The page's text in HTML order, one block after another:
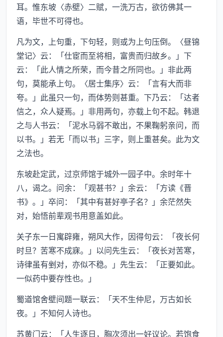
耳。惟东坡〈赤壁〉二赋，一洗万古，欲彷佛其一
语，毕世不可得也。
凡为文，上句重，下句轻，则或为上句压倒。〈昼锦
堂记〉云：「仕宦而至将相，富贵而归故乡。」下
云：「此人情之所荣，而今昔之所同也。」非此两
句，莫能承上句。〈居士集序〉云：「言有大而非
夸。」此虽只一句，而体势则甚重。下乃云：「达者
信之，众人疑焉。」非用两句，亦载上句不起。韩退
之与人书云：「泥水马弱不敢出，不果鞠躬亲问，而
以书。」若无「而以书」三字，则上重甚矣。此为文
之法也。
东坡赴定武，过京师馆于城外一园子中。余时年十
八，谒之。问余：「观甚书？」余云：「方读《晋
书》。」卒问：「其中有甚好亭子名？」余茫然失
对，始悟前辈观书用意盖如此。
关子东一日寓辟雍，朔风大作，因得句云：「夜长何
时旦？苦寒不成寐。」以问先生云：「夜长对苦寒，
诗律虽有剉对，亦似不稳。」先生云：「正要如此。
一似药中要存性也。」
蜀道馆舍壁间题一联云：「天不生仲尼，万古如长
夜。」不知何人诗也。
苏黄门云：「人生逐日，胸次须出一好议论。若饱食